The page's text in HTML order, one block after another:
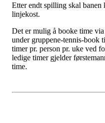
Etter endt spilling skal banen
linjekost.
Det er mulig å booke time
under gruppene-tennis-book
timer pr. person pr. uke ved
ledige timer gjelder
time.